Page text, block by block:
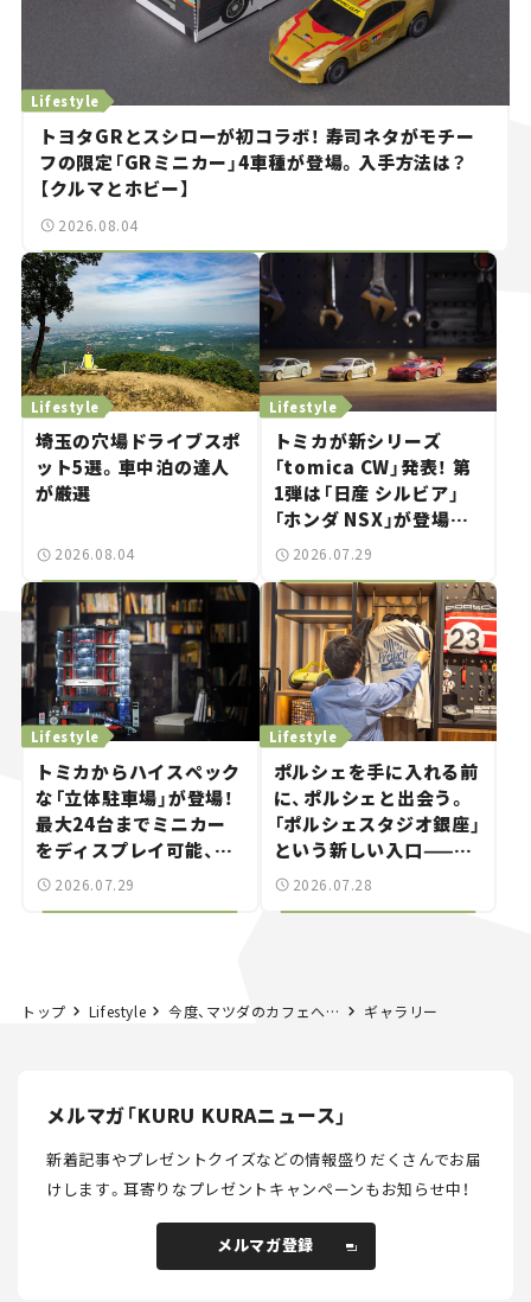
トヨタGRとスシローが初コラボ！ 寿司ネタがモチー
フの限定「GRミニカー」4車種が登場。入手方法は？
【クルマとホビー】
Lifestyle
2026.08.04
埼玉の穴場ドライブスポ
ット5選。車中泊の達人
が厳選
Lifestyle
2026.08.04
トミカが新シリーズ
「tomica CW」発表！ 第
1弾は「日産 シルビア」
「ホンダ NSX」が登場。
世界が注目す
とホビー】
Lifestyle
2026.07.29
トミカからハイスペック
な「立体駐車場」が登場！
最大24台までミニカー
をディスプレイ可能、特
別な「日産 GT-R
Lifestyle
2026.07.29
ポルシェを手に入れる前
に、ポルシェと出会う。
「ポルシェスタジオ銀座」
という新しい入口——連
載｜CCGとクルマでどう
Lifestyle
2026.07.28
トップ Lifestyle 今度、マツダのカフェへ行こう！ 表参道の「MAZDA TRANS AOYAMA」で、ちょっとひと息。——連載｜CCGとクルマでどうする？＜第13回＞ ギャラリー
メルマガ「KURU KURAニュース」
新着記事やプレゼントクイズなどの情報盛りだくさんでお届
けします。耳寄りなプレゼントキャンペーンもお知らせ中！
メルマガ登録